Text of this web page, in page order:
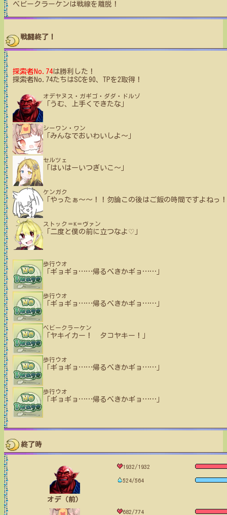
ベビークラーケンは戦線を離脱！
戦闘終了！
探索者No.74は勝利した！
探索者No.74たちはSCを90、TPを2取得！
オデヤヌス・ガギゴ・ダダ・ドルゾ
「うむ、上手くできたな」
シーワン・ワン
「みんなでおいわいしよ～」
セルツェ
「はいはーいつぎいこ～」
ケンガク
「やったぁ～～！！勿論この後はご飯の時間ですよねっ
ストック＝K＝ヴァン
「二度と僕の前に立つなよ♡」
歩行ウオ
「ギョギョ ……帰るべきかギョ ……
歩行ウオ
「ギョギョ ……帰るべきかギョ ……
ベビークラーケン
「ヤキイカー！ タコヤキー！」
歩行ウオ
「ギョギョ ……帰るべきかギョ ……
歩行ウオ
「ギョギョ ……帰るべきかギョ ……
終了時
オデ（前）
1932/1932
524/564
682/774